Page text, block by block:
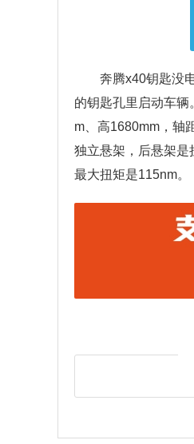
奔腾x40钥匙没
的钥匙孔里启动车
m、高1680mm，轴
独立悬架，后悬架是
最大扭矩是115nm。